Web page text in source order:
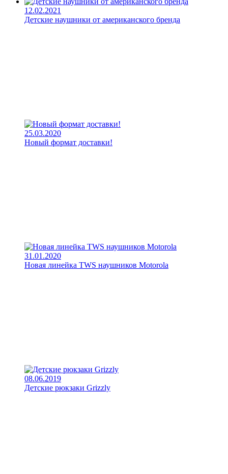
12.02.2021
Детские наушники от американского бренда
25.03.2020
Новый формат доставки!
31.01.2020
Новая линейка TWS наушников Motorola
08.06.2019
Детские рюкзаки Grizzly